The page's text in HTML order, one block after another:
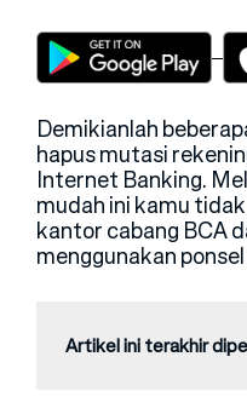
Demikianlah
hapus mutasi
Internet Banking.
mudah ini kamu
kantor cabang BCA
menggunakan
Artikel ini terakhir